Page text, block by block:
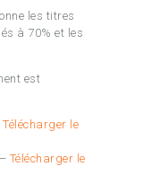
les titres
à 70% et les
est
Télécharger le
Télécharger le